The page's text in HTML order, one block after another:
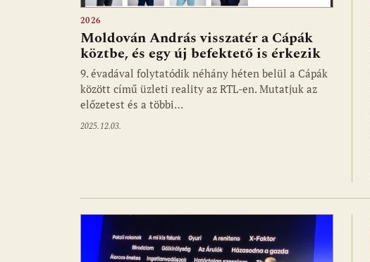
2026
Moldován András visszatér a Cápák
köztbe, és egy új befektető is érkezik
9. évadával folytatódik néhány héten belül a Cápák
között című üzleti reality az RTL-en. Mutatjuk az
előzetest és a többi…
2025.12.03.